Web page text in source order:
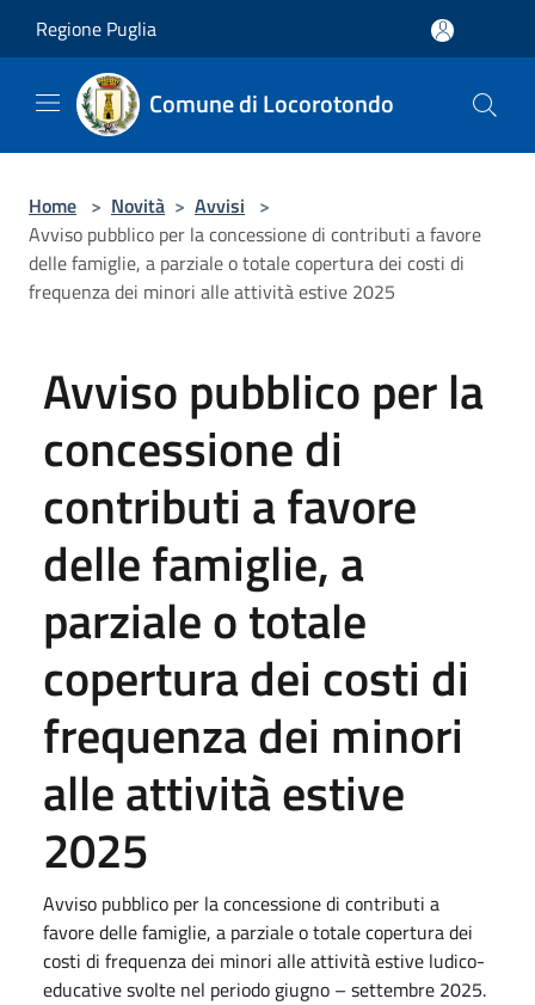
Regione Puglia
Comune di Locorotondo
Home > Novità > Avvisi >
Avviso pubblico per la concessione di contributi a favore
delle famiglie, a parziale o totale copertura dei costi di
frequenza dei minori alle attività estive 2025
Avviso pubblico per la
concessione di
contributi a favore
delle famiglie, a
parziale o totale
copertura dei costi di
frequenza dei minori
alle attività estive
2025
Avviso pubblico per la concessione di contributi a
favore delle famiglie, a parziale o totale copertura dei
costi di frequenza dei minori alle attività estive ludico-
educative svolte nel periodo giugno – settembre 2025.